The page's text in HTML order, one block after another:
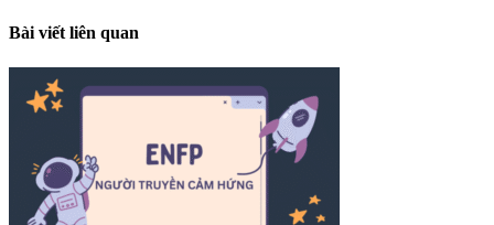
Bài viết liên quan